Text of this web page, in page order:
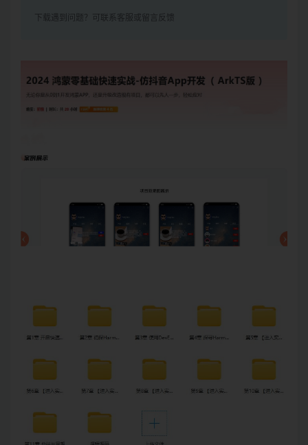
下载遇到问题？可联系客服或留言反馈